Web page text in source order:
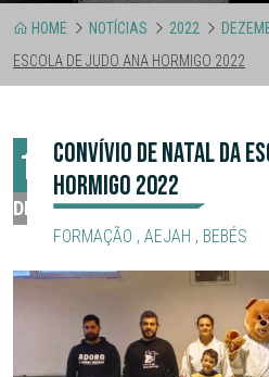
HOME NOTÍCIAS 2022
ESCOLA DE JUDO ANA HORMIGO 2022
11
DEZ
CONVÍVIO DE NATAL DA
HORMIGO 2022
FORMAÇÃO ,AEJAH , BEBÉS